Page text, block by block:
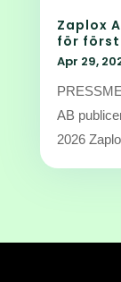
Zaplox
för
Apr 29,
AB
2026